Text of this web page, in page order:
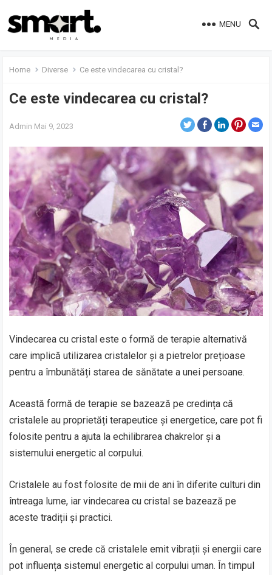
MENU
Home Diverse Ce este vindecarea cu cristal?
Ce este vindecarea cu cristal?
Admin Mai 9, 2023
Vindecarea cu cristal este o formă de terapie alternativă
care implică utilizarea cristalelor și a pietrelor prețioase
pentru a îmbunătăți starea de sănătate a unei persoane.
Această formă de terapie se bazează pe credința că
cristalele au proprietăți terapeutice și energetice, care pot fi
folosite pentru a ajuta la echilibrarea chakrelor și a
sistemului energetic al corpului.
Cristalele au fost folosite de mii de ani în diferite culturi din
întreaga lume, iar vindecarea cu cristal se bazează pe
aceste tradiții și practici.
În general, se crede că cristalele emit vibrații și energii care
pot influența sistemul energetic al corpului uman. În timpul